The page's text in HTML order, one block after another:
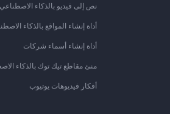
نص إلى فيديو بالذكاء الاصطناعي
أداة إنشاء المواقع بالذكاء
أداة إنشاء أسماء شركات
منئ مقاطع تيك توك بالذكاء
أفكار فيديوهات يوتيوب